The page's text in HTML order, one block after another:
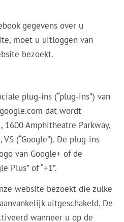
gegevens over u
moet u uitloggen van
bezoekt.
plug-ins (“plug-ins”) van
dat wordt
1600 Amphitheatre Parkway,
(“Google”). De plug-ins
van Google+ of de
Plus” of “+1”.
website bezoekt die zulke
uitgeschakeld. De
wanneer u op de